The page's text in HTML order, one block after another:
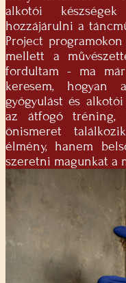
alkotói
hozzájárulni a
Project
mellett a
fordultam - ma
keresem, hogyan
gyógyulást és alkotói
az átfogó tréning,
önismeret
élmény, hanem
szeretni magunkat a